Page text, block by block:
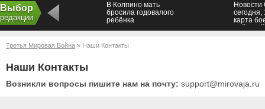
Выбор
редакции
В Колпино мать
бросила годовалого
ребёнка
Новости
сегодня,
карта
Третья Мировая Война » Наши Контакты
Наши Контакты
Возникли вопросы пишите нам на почту: support@mirovaja.ru